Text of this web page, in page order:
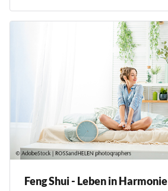
Feng Shui - Leben in Harmonie